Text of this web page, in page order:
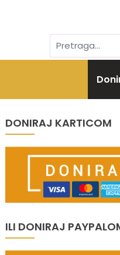
DONIRAJ KARTICOM
ILI DONIRAJ